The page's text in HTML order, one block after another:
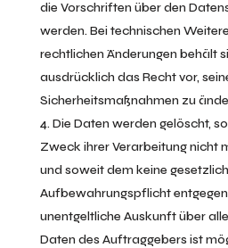
die Vorschriften über den
werden. Bei technischen
rechtlichen Änderungen behält
ausdrücklich das Recht vor,
Sicherheitsmaßnahmen zu
Die Daten werden gelöscht,
Zweck ihrer Verarbeitung nicht
und soweit dem keine
Aufbewahrungspflicht
unentgeltliche Auskunft über
Daten des Auftraggebers ist